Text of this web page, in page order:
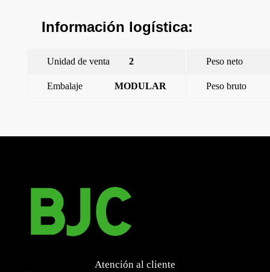
Información logística:
Unidad de venta 2 Peso neto
Embalaje MODULAR Peso bruto
Atención al cliente